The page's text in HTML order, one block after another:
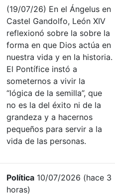
(19/07/26) En el Ángelus en
Castel Gandolfo, León XIV
reflexionó sobre la sobre la
forma en que Dios actúa en
nuestra vida y en la historia.
El Pontífice instó a
someternos a vivir la
“lógica de la semilla”, que
no es la del éxito ni de la
grandeza y a hacernos
pequeños para servir a la
vida de las personas.
Política 10/07/2026 (hace 3
horas)